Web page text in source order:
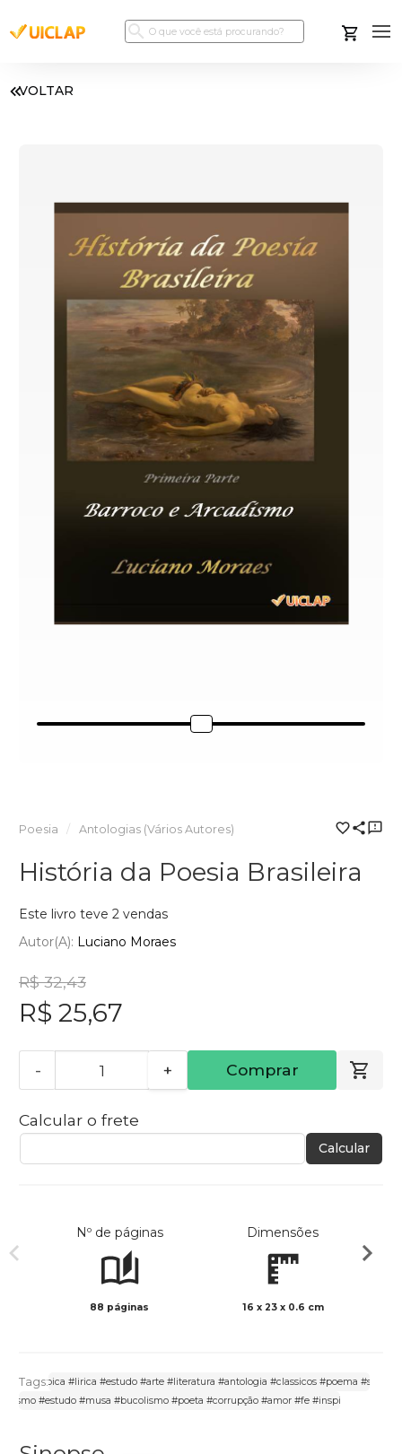
VOLTAR
Poesia Antologias (Vários Autores)
História da Poesia Brasileira
Este livro teve 2 vendas
Autor(a): Luciano Moraes
R$ 32,43
R$ 25,67
- + Comprar
Calcular o frete
Calcular
Nº de páginas
88 páginas
Dimensões
16 x 23 x 0.6 cm
Tags:#epica #lirica #estudo #arte #literatura #antologia #classicos #poema
#estudo #musa #bucolismo #poeta #corrupção #amor #fe #inspiracao